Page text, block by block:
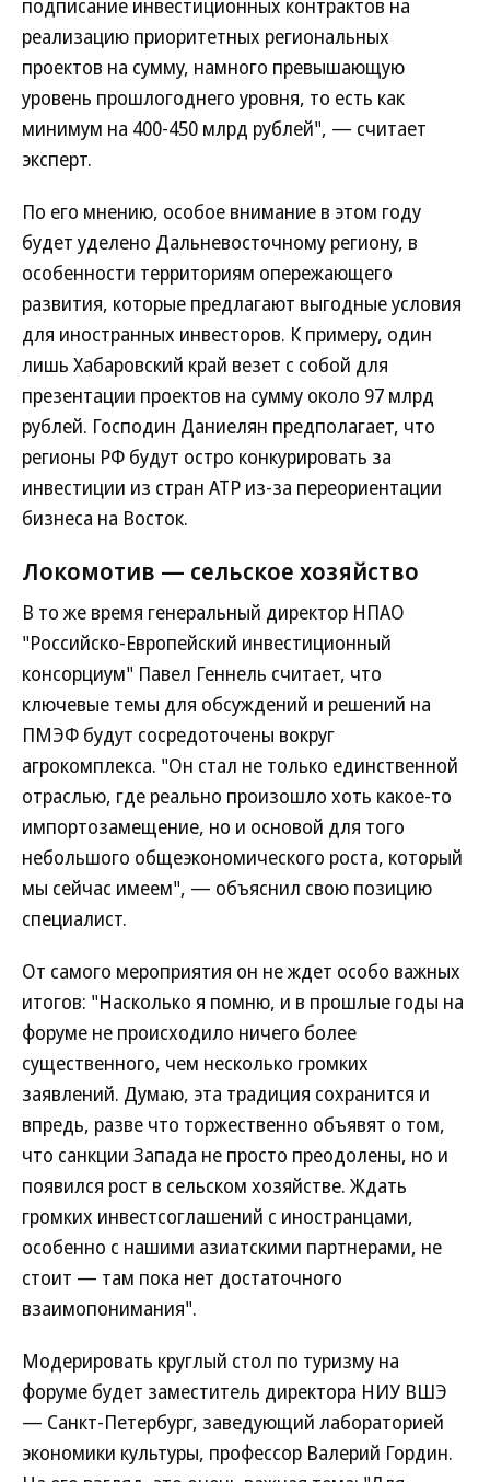
подписание инвестиционных контрактов на
реализацию приоритетных региональных
проектов на сумму, намного превышающую
уровень прошлогоднего уровня, то есть как
минимум на 400-450 млрд рублей", — считает
эксперт.
По его мнению, особое внимание в этом году
будет уделено Дальневосточному региону, в
особенности территориям опережающего
развития, которые предлагают выгодные условия
для иностранных инвесторов. К примеру, один
лишь Хабаровский край везет с собой для
презентации проектов на сумму около 97 млрд
рублей. Господин Даниелян предполагает, что
регионы РФ будут остро конкурировать за
инвестиции из стран АТР из-за переориентации
бизнеса на Восток.
Локомотив — сельское хозяйство
В то же время генеральный директор НПАО
"Российско-Европейский инвестиционный
консорциум" Павел Геннель считает, что
ключевые темы для обсуждений и решений на
ПМЭФ будут сосредоточены вокруг
агрокомплекса. "Он стал не только единственной
отраслью, где реально произошло хоть какое-то
импортозамещение, но и основой для того
небольшого общеэкономического роста, который
мы сейчас имеем", — объяснил свою позицию
специалист.
От самого мероприятия он не ждет особо важных
итогов: "Насколько я помню, и в прошлые годы на
форуме не происходило ничего более
существенного, чем несколько громких
заявлений. Думаю, эта традиция сохранится и
впредь, разве что торжественно объявят о том,
что санкции Запада не просто преодолены, но и
появился рост в сельском хозяйстве. Ждать
громких инвестсоглашений с иностранцами,
особенно с нашими азиатскими партнерами, не
стоит — там пока нет достаточного
взаимопонимания".
Модерировать круглый стол по туризму на
форуме будет заместитель директора НИУ ВШЭ
— Санкт-Петербург, заведующий лабораторией
экономики культуры, профессор Валерий Гордин.